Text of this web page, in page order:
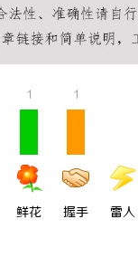
1
鲜花
1
握手 雷人